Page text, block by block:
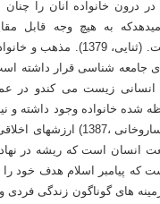
درون خانواده آنان را چنان
به هیچ وجه قابل
ارتباطات انسانی نیست. (ثنایی،
جامعه شناسی قرار داشته
انسانی زیست می کندو در
شده خانواده وجود داشته و
اشتغال داشته است.(ساروخانی
انسان است که ریشه در
که پیامبر اسلام هدف خود
زمینه های گوناگون زندگی